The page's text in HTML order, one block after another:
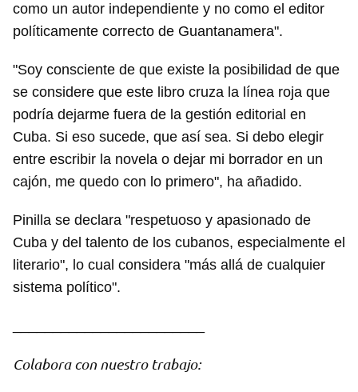
Para poder guardar como favorito, primero has de
como un autor independiente y no como el editor
políticamente correcto de Guantanamera".
"Soy consciente de que existe la posibilidad de que
se considere que este libro cruza la línea roja que
podría dejarme fuera de la gestión editorial en
Cuba. Si eso sucede, que así sea. Si debo elegir
entre escribir la novela o dejar mi borrador en un
cajón, me quedo con lo primero", ha añadido.
Pinilla se declara "respetuoso y apasionado de
Cuba y del talento de los cubanos, especialmente el
literario", lo cual considera "más allá de cualquier
sistema político".
Colabora con nuestro trabajo: